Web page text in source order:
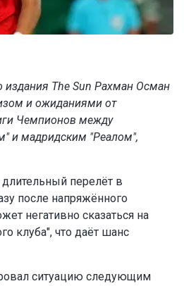
издания The Sun Рахман Осман
и ожиданиями от
Чемпионов между
и мадридским "Реалом",
перелёт в
после напряжённого
негативно сказаться на
клуба", что даёт шанс
ситуацию следующим